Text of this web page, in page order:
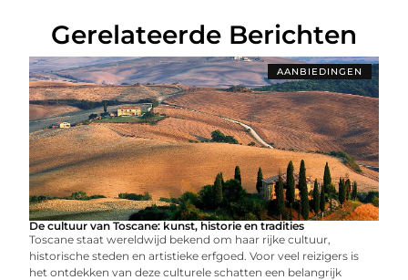
Gerelateerde Berichten
AANBIEDINGEN
De cultuur van Toscane: kunst, historie en tradities
Toscane staat wereldwijd bekend om haar rijke cultuur,
historische steden en artistieke erfgoed. Voor veel reizigers is
het ontdekken van deze culturele schatten een belangrijk